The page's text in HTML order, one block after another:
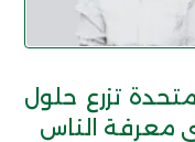
تزرع حلول
معرفة الناس